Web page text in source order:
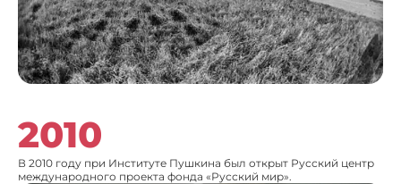
2010
В 2010 году при Институте Пушкина был открыт Русский центр
международного проекта фонда «Русский мир».